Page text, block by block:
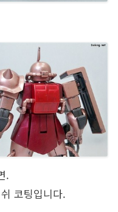
.
코팅입니다.